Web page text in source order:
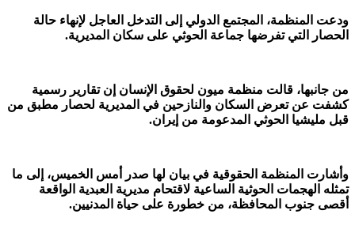
ودعت المنظمة، المجتمع الدولي إلى التدخل العاجل لإنهاء حالة
الحصار التي تفرضها ‎جماعة الحوثي على سكان المديرية.
من جانبها، قالت منظمة ميون لحقوق الإنسان إن تقارير رسمية
كشفت عن تعرض السكان والنازحين في المديرية لحصار مطبق من
قبل مليشيا الحوثي المدعومة من إيران.
وأشارت المنظمة الحقوقية في بيان لها صدر أمس الخميس، إلى ما
تمثله الهجمات الحوثية الساعية لاقتحام مديرية العبدية الواقعة
أقصى جنوب المحافظة، من خطورة على حياة المدنيين.